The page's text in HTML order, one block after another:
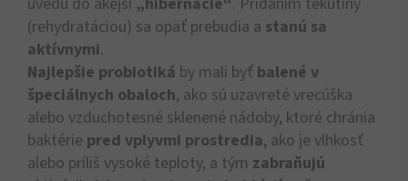
(rehydratáciou) sa opäť prebudia a stanú sa
aktívnymi.
Najlepšie probiotiká by mali byť balené v
špeciálnych obaloch, ako sú uzavreté vrecúška
alebo vzduchotesné sklenené nádoby, ktoré chránia
baktérie pred vplyvmi prostredia, ako je vlhkosť
alebo príliš vysoké teploty, a tým zabraňujú